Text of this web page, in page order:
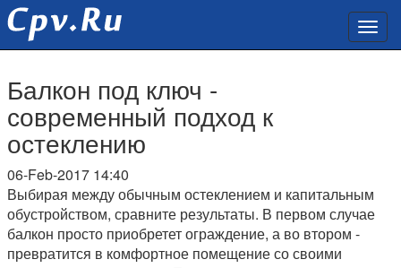
Балкон под ключ -
современный подход к
остеклению
06-Feb-2017 14:40
Выбирая между обычным остеклением и капитальным
обустройством, сравните результаты. В первом случае
балкон просто приобретет ограждение, а во втором -
превратится в комфортное помещение со своими